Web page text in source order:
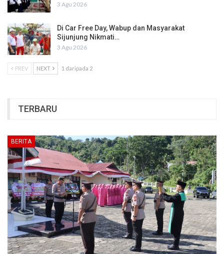
3 Agu 2026
Di Car Free Day, Wabup dan Masyarakat
Sijunjung Nikmati…
3 Agu 2026
PREV NEXT 1 daripada 2
TERBARU
BERITA